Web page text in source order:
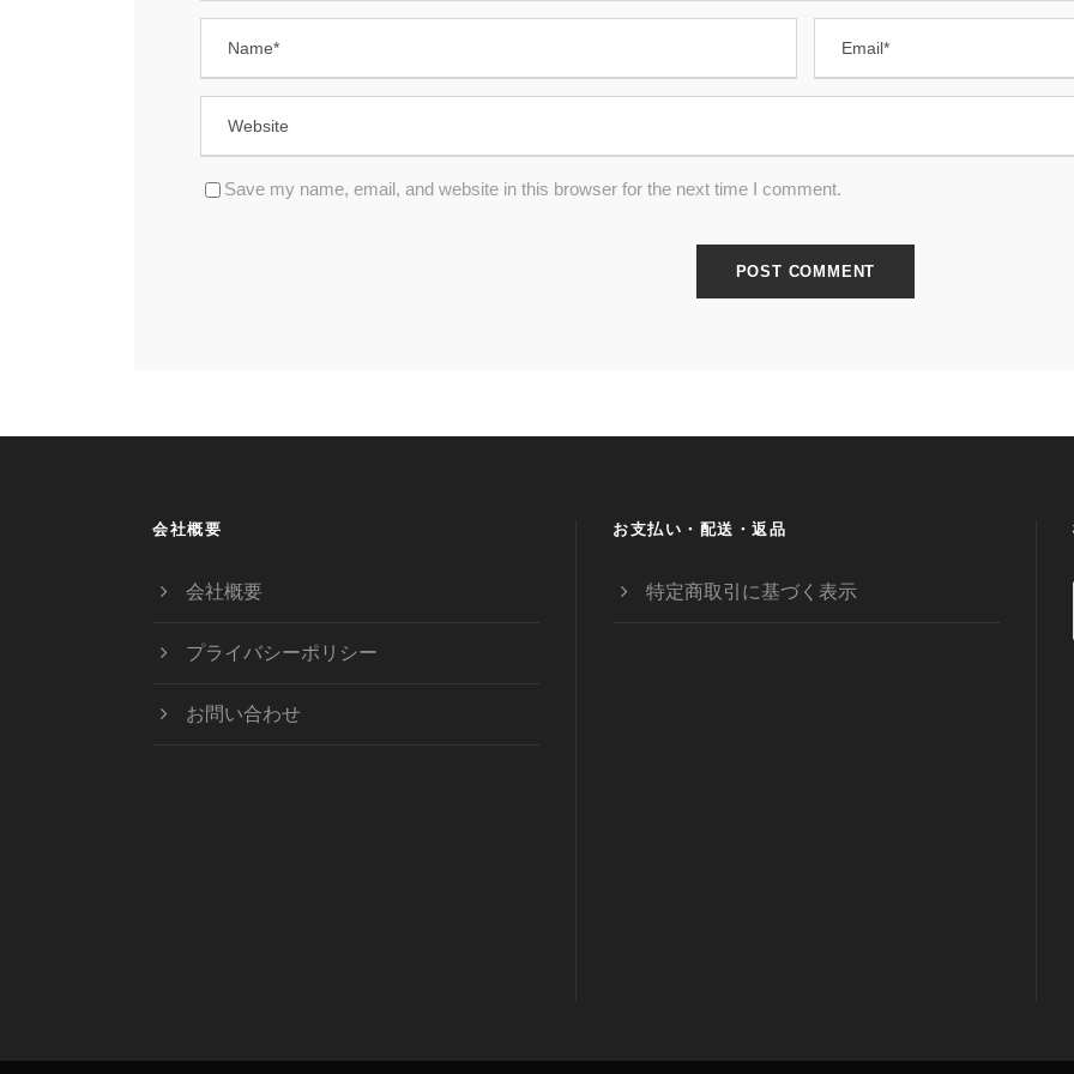
Save my name, email, and website in this browser for the next time I comment.
会社概要
会社概要
プライバシーポリシー
お問い合わせ
お支払い・配送・返品
特定商取引に基づく表示